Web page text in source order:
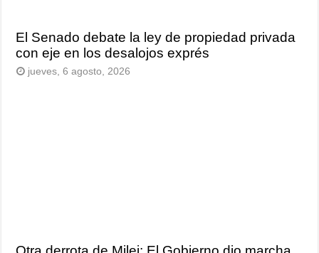
El Senado debate la ley de propiedad privada
con eje en los desalojos exprés
jueves, 6 agosto, 2026